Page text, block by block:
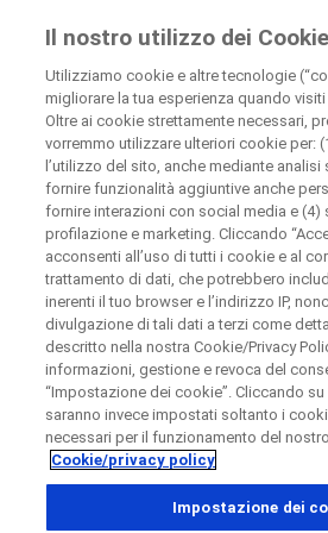
Roche per i Pazienti
Risultati della
Esamini i risultati che abbiamo
Usi i filtri per restringere l'elenco dei
facilmente lo studio che sta
Come si utilizza questa pagina?
Come si utilizza questa pagina?
Restringi la ricerca
Chiudi
Contatta direttamente Roche
Paese
Italia, selected
Chiudi
Contatta direttamente
Dettagli personali
Nome
Chiudi
Directly contact the
Chiudi
Chiedi di essere
Nome
Il nostro utilizzo dei
Utilizziamo cookie e altre tecnologie
migliorare la tua esperienza quando
Oltre ai cookie strettamente necessari,
vorremmo utilizzare ulteriori cookie per:
l’utilizzo del sito, anche mediante analisi
fornire funzionalità aggiuntive anche
fornire interazioni con social media e (4)
profilazione e marketing. Cliccando
acconsenti all’uso di tutti i cookie e al
trattamento di dati, che potrebbero
inerenti il tuo browser e l’indirizzo IP,
divulgazione di tali dati a terzi come
descritto nella nostra Cookie/Privacy
informazioni, gestione e revoca del
“Impostazione dei cookie”. Cliccando su
saranno invece impostati soltanto i
necessari per il funzionamento del
Cookie/privacy policy
Impostazione dei